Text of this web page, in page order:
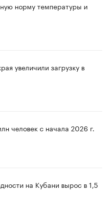
норму температуры и
увеличили загрузку в
человек с начала 2026 г.
на Кубани вырос в 1,5